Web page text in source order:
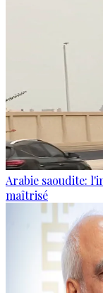
Arabie saoudite:
maîtrisé